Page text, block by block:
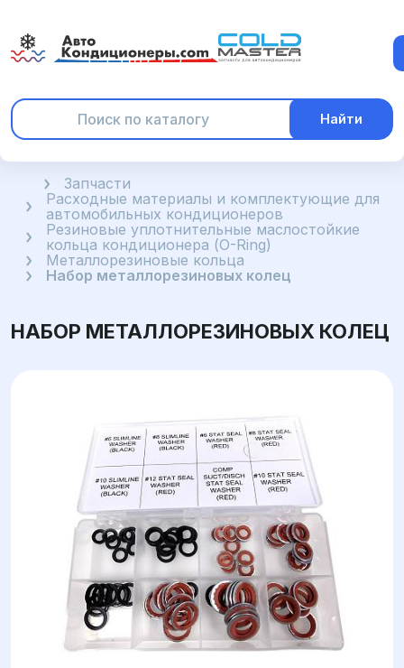
Найти
ГлавнаяЗапчасти
Расходные материалы и комплектующие для
автомобильных кондиционеров
Резиновые уплотнительные маслостойкие
кольца кондиционера (O-Ring)
Металлорезиновые кольца
Набор металлорезиновых колец
НАБОР МЕТАЛЛОРЕЗИНОВЫХ КОЛЕЦ